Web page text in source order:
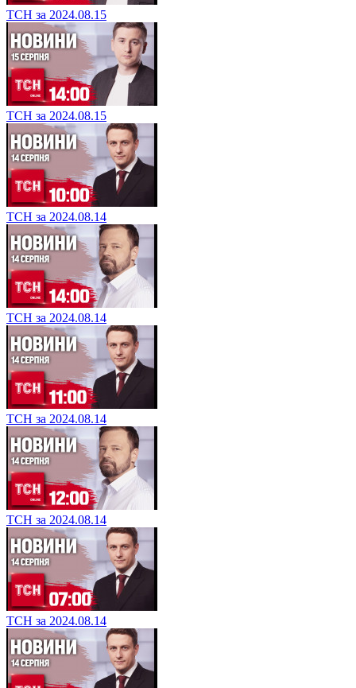
ТСН за 2024.08.15
ТСН за 2024.08.15
ТСН за 2024.08.14
ТСН за 2024.08.14
ТСН за 2024.08.14
ТСН за 2024.08.14
ТСН за 2024.08.14